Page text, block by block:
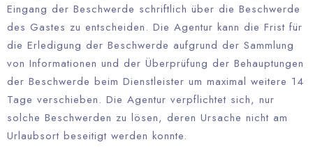
Eingang der Beschwerde schriftlich über die Beschwerde
des Gastes zu entscheiden. Die Agentur kann die Frist für
die Erledigung der Beschwerde aufgrund der Sammlung
von Informationen und der Überprüfung der Behauptungen
der Beschwerde beim Dienstleister um maximal weitere 14
Tage verschieben. Die Agentur verpflichtet sich, nur
solche Beschwerden zu lösen, deren Ursache nicht am
Urlaubsort beseitigt werden konnte.